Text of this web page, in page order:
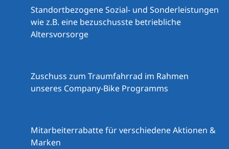
Standortbezogene Sozial- und Sonderleistungen
wie z.B. eine bezuschusste betriebliche
Altersvorsorge
Zuschuss zum Traumfahrrad im Rahmen
unseres Company-Bike Programms
Mitarbeiterrabatte für verschiedene Aktionen &
Marken